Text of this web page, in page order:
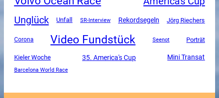
Unglück
Unfall SR-Interview Rekordsegeln Jörg Riechers
Corona Video Fundstück Seenot Porträt
Kieler Woche 35. America's Cup Mini Transat
Barcelona World Race